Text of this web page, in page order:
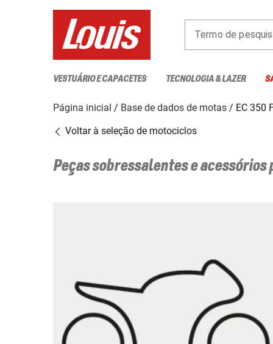
Termo de
VESTUÁRIO E CAPACETES TECNOLOGIA & LAZER
Página inicial Base de dados de motas
EC 350
Voltar à seleção de motociclos
Peças sobressalentes e acessórios